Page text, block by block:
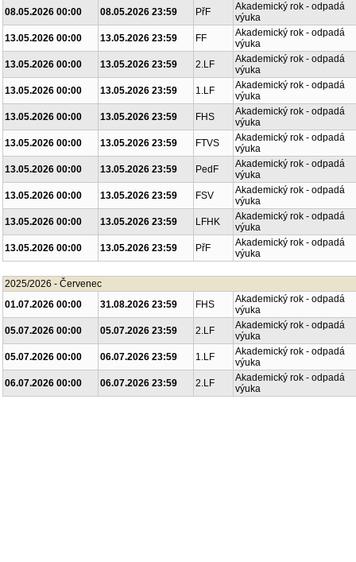
08.05.2026 00:00
08.05.2026 23:59 PřF
Akademický rok - odpadá
výuka
13.05.2026 00:00
13.05.2026 23:59 FF
Akademický rok - odpadá
výuka
13.05.2026 00:00
13.05.2026 23:59 2.LF
Akademický rok - odpadá
výuka
13.05.2026 00:00
13.05.2026 23:59 1.LF
Akademický rok - odpadá
výuka
13.05.2026 00:00
13.05.2026 23:59 FHS
Akademický rok - odpadá
výuka
13.05.2026 00:00
13.05.2026 23:59 FTVS
Akademický rok - odpadá
výuka
13.05.2026 00:00
13.05.2026 23:59 PedF
Akademický rok - odpadá
výuka
13.05.2026 00:00
13.05.2026 23:59 FSV
Akademický rok - odpadá
výuka
13.05.2026 00:00
13.05.2026 23:59 LFHK
Akademický rok - odpadá
výuka
13.05.2026 00:00
13.05.2026 23:59 PřF
Akademický rok - odpadá
výuka
2025/2026 - Červenec
01.07.2026 00:00
31.08.2026 23:59 FHS
Akademický rok - odpadá
výuka
05.07.2026 00:00
05.07.2026 23:59 2.LF
Akademický rok - odpadá
výuka
05.07.2026 00:00
06.07.2026 23:59 1.LF
Akademický rok - odpadá
výuka
06.07.2026 00:00
06.07.2026 23:59 2.LF
Akademický rok - odpadá
výuka